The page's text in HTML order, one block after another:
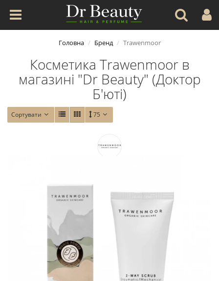
Головна Бренд Trawenmoor
Косметика Trawenmoor в
магазині "Dr Beauty" (Доктор
Б'юті)
Сортувати 75